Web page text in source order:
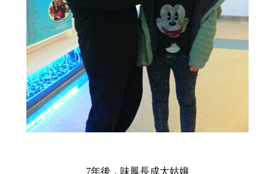
7年後，味鳳長成大姑孃